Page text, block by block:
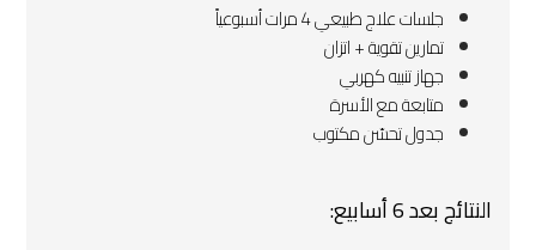
جلسات علاج طبيعي 4 مرات أسبوعياً
تمارين تقوية + اتزان
جهاز تنبيه كهربي
متابعة مع الأسرة
جدول تحسّن مكتوب
النتائج بعد 6 أسابيع: